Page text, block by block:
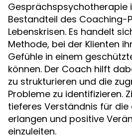
Gesprächspsychotherapie
Bestandteil des Coaching-
Lebenskrisen. Es handelt
Methode, bei der Klienten
Gefühle in einem
können. Der Coach hilft
zu strukturieren und die
Probleme zu identifizieren.
tieferes Verständnis für die
erlangen und positive
einzuleiten.